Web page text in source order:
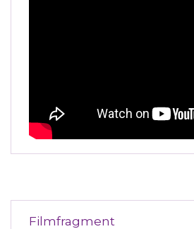
Filmfragment